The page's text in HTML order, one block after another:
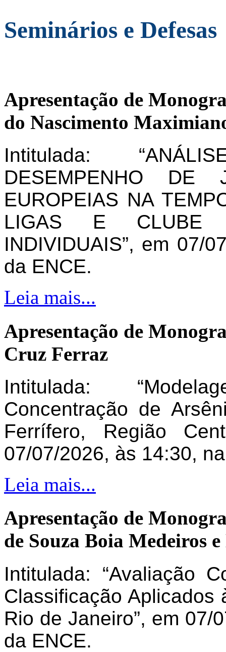
Seminários e Defesas
Apresentação de
do Nascimento
Intitulada:
DESEMPENHO DE
EUROPEIAS NA
LIGAS E CLUBE
INDIVIDUAIS”, em 07/
da ENCE.
Leia mais...
Apresentação de
Cruz Ferraz
Intitulada:
Concentração de
Ferrífero, Região
07/07/2026, às 14:30,
Leia mais...
Apresentação de
de Souza Boia Medeiros
Intitulada: “Avaliação
Classificação Aplicados
Rio de Janeiro”, em
da ENCE.